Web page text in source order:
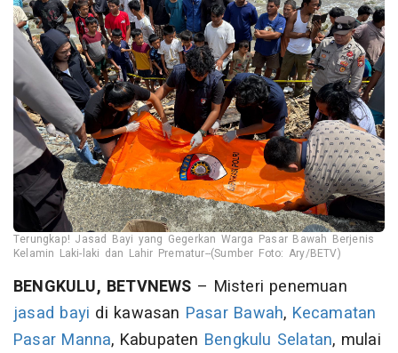
Terungkap! Jasad Bayi yang Gegerkan Warga Pasar Bawah Berjenis
Kelamin Laki-laki dan Lahir Prematur--(Sumber Foto: Ary/BETV)
BENGKULU, BETVNEWS – Misteri penemuan
jasad bayi di kawasan Pasar Bawah, Kecamatan
Pasar Manna, Kabupaten Bengkulu Selatan, mulai